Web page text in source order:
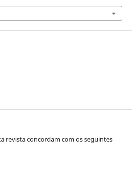
revista concordam com os seguintes